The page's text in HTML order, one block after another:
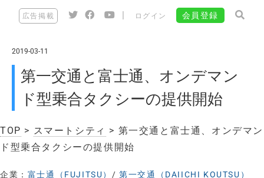
広告掲載 ログイン 会員登録
2019-03-11
第一交通と富士通、オンデマン
ド型乗合タクシーの提供開始
TOP > スマートシティ > 第一交通と富士通、オンデマン
ド型乗合タクシーの提供開始
企業： 富士通（FUJITSU）/第一交通（DAIICHI KOUTSU）